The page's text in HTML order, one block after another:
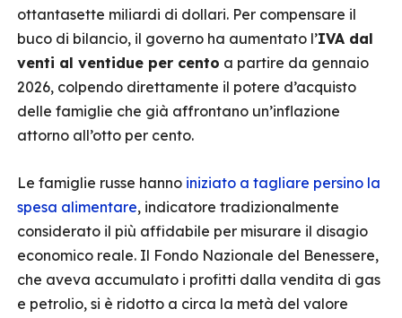
ottantasette miliardi di dollari. Per compensare il
buco di bilancio, il governo ha aumentato l’IVA dal
venti al ventidue per cento a partire da gennaio
2026, colpendo direttamente il potere d’acquisto
delle famiglie che già affrontano un’inflazione
attorno all’otto per cento.
Le famiglie russe hanno iniziato a tagliare persino la
spesa alimentare, indicatore tradizionalmente
considerato il più affidabile per misurare il disagio
economico reale. Il Fondo Nazionale del Benessere,
che aveva accumulato i profitti dalla vendita di gas
e petrolio, si è ridotto a circa la metà del valore